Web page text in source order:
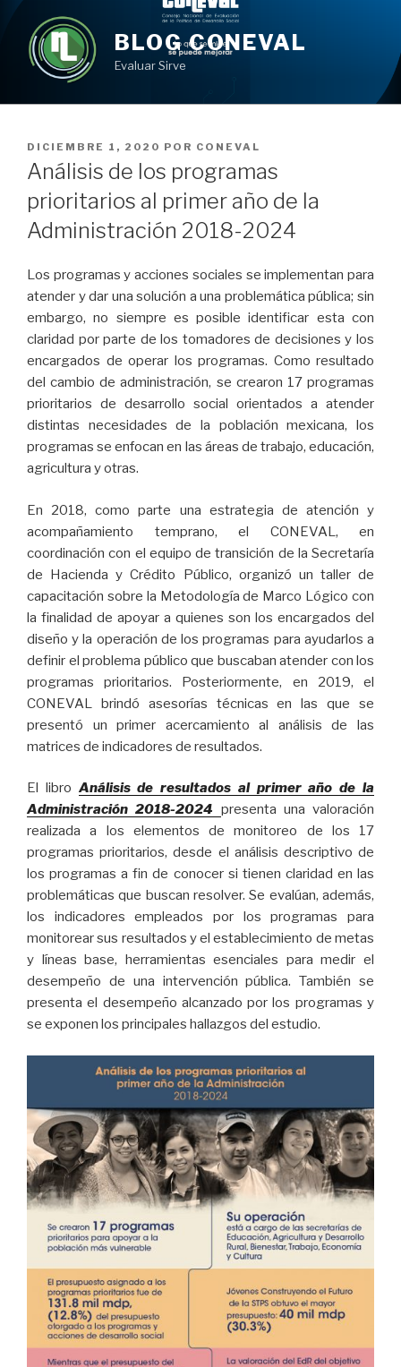
contenido
BLOG CONEVAL
Evaluar Sirve
PUBLICADO
EN
DICIEMBRE 1, 2020 POR CONEVAL
Análisis de los programas
prioritarios al primer año de la
Administración 2018-2024
Los programas y acciones sociales se implementan para
atender y dar una solución a una problemática pública; sin
embargo, no siempre es posible identificar esta con
claridad por parte de los tomadores de decisiones y los
encargados de operar los programas. Como resultado
del cambio de administración, se crearon 17 programas
prioritarios de desarrollo social orientados a atender
distintas necesidades de la población mexicana, los
programas se enfocan en las áreas de trabajo, educación,
agricultura y otras.
En 2018, como parte una estrategia de atención y
acompañamiento temprano, el CONEVAL, en
coordinación con el equipo de transición de la Secretaría
de Hacienda y Crédito Público, organizó un taller de
capacitación sobre la Metodología de Marco Lógico con
la finalidad de apoyar a quienes son los encargados del
diseño y la operación de los programas para ayudarlos a
definir el problema público que buscaban atender con los
programas prioritarios. Posteriormente, en 2019, el
CONEVAL brindó asesorías técnicas en las que se
presentó un primer acercamiento al análisis de las
matrices de indicadores de resultados.
El libro Análisis de resultados al primer año de la
Administración 2018-2024 presenta una valoración
realizada a los elementos de monitoreo de los 17
programas prioritarios, desde el análisis descriptivo de
los programas a fin de conocer si tienen claridad en las
problemáticas que buscan resolver. Se evalúan, además,
los indicadores empleados por los programas para
monitorear sus resultados y el establecimiento de metas
y líneas base, herramientas esenciales para medir el
desempeño de una intervención pública. También se
presenta el desempeño alcanzado por los programas y
se exponen los principales hallazgos del estudio.